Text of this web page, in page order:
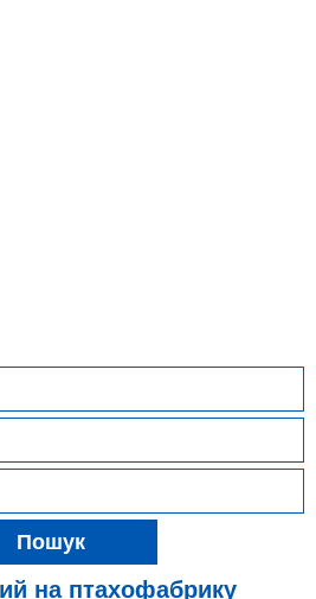
Пошук
на птахофабрику